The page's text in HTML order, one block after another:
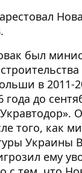
.
был
в 2011-
года до
того, как
Украины
ему